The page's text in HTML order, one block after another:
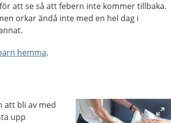
att se så att febern inte kommer tillbaka.
orkar ändå inte med en hel dag i
hemma.
att bli av med
upp